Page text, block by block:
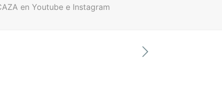
en Youtube e Instagram